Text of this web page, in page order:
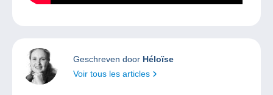
Geschreven door Héloïse
Voir tous les articles